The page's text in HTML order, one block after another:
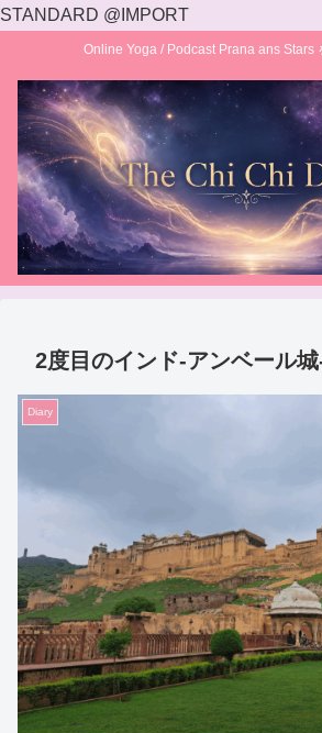
STANDARD @IMPORT
Online Yoga / Podcast Prana ans Stars
2度目のインド‐アンベール
Diary